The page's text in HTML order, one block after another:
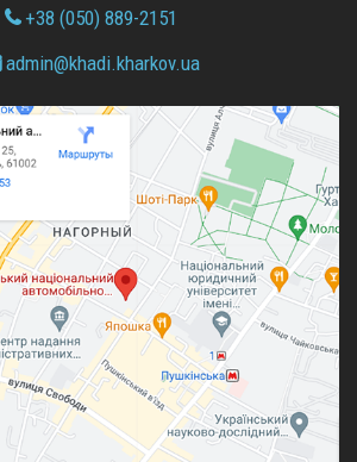
+38 (050) 889-2151
admin@khadi.kharkov.ua